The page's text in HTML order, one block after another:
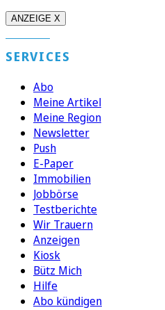
ANZEIGE X
SERVICES
Abo
Meine Artikel
Meine Region
Newsletter
Push
E-Paper
Immobilien
Jobbörse
Testberichte
Wir Trauern
Anzeigen
Kiosk
Bütz Mich
Hilfe
Abo kündigen